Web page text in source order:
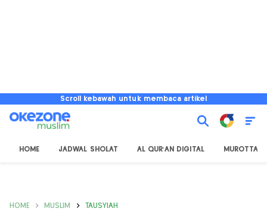
Scroll kebawah untuk membaca artikel
HOME JADWAL SHOLAT AL QUR'AN DIGITAL MUROTTAL
HOME MUSLIM TAUSYIAH